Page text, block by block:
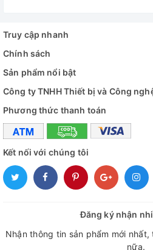
Truy cập nhanh
Chính sách
Sản phẩm nổi bật
Công ty TNHH Thiết bị và Công
Phương thức thanh toán
Kết nối với chúng tôi
Đăng ký nhận
Nhận thông tin sản phẩm mới
nữa.